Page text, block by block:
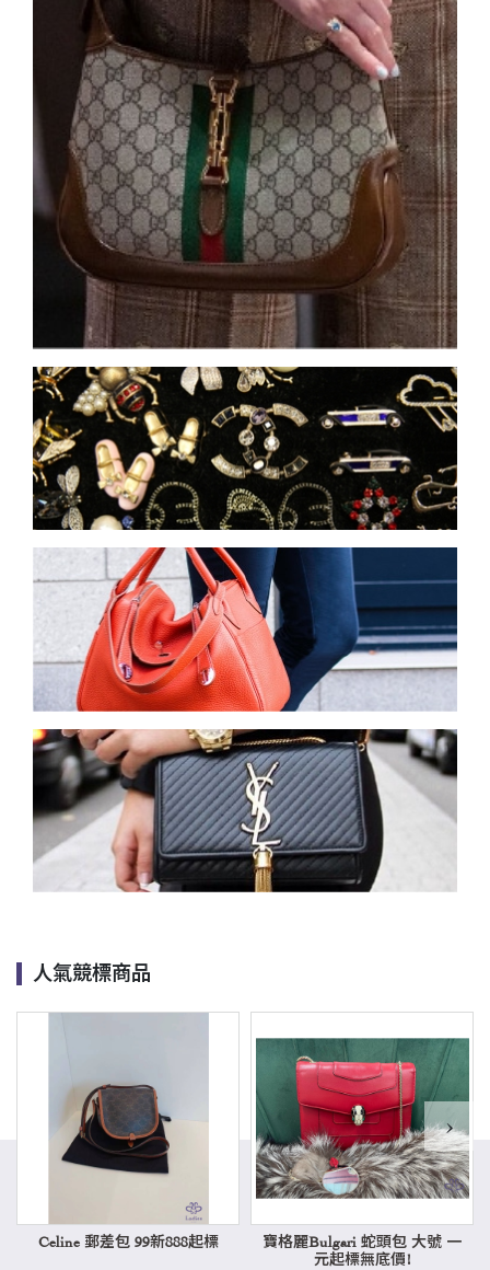
人氣競標商品
Celine 郵差包 99新888起標
寶格麗Bulgari 蛇頭包 大號 一
元起標無底價!
›